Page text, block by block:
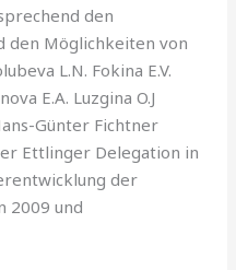
den
den Möglichkeiten von
L.N. Fokina E.V.
E.A. Luzgina O.J
Günter Fichtner
Ettlinger Delegation in
der
2009 und